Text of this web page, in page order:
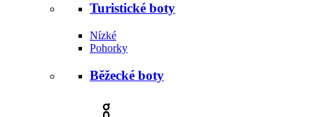
Turistické boty
Nízké
Pohorky
Běžecké boty